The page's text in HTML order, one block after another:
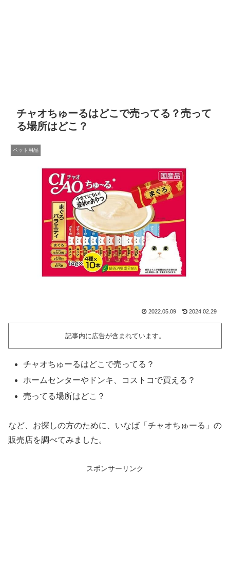
チャオちゅーるはどこで売ってる？売って
る場所はどこ？
ペット用品
2022.05.09 2024.02.29
記事内に広告が含まれています。
チャオちゅーるはどこで売ってる？
ホームセンターやドンキ、コストコで買える？
売ってる場所はどこ？
など、お探しの方のために、いなば「チャオちゅーる」の
販売店を調べてみました。
スポンサーリンク